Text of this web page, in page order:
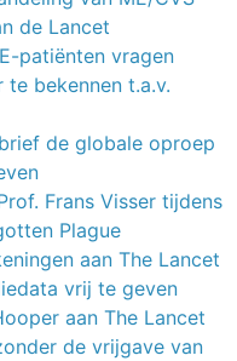
de Lancet
patiënten vragen
bekennen t.a.v.
de globale oproep
Frans Visser tijdens
Plague
aan The Lancet
vrij te geven
aan The Lancet
de vrijgave van